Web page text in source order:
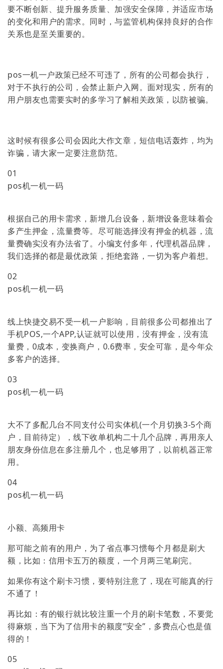
要不断创新、提升服务质量、加强安全保障，并适应市场
的变化和用户的需求。同时，与监管机构保持良好的合作
关系也是至关重要的。
pos一机一户政策已经不可违了，所有的公司都会执行，
对于不执行的公司，会禁止新户入网。面对现实，所有的
用户朋友也需要实时的多学习了解相关政策，以防被骗。
这时候有很多公司会因此大作文章，短信电话轰炸，均为
诈骗，请大家一定要注意防范。
01
pos机一机一码
根据自己的用卡需求，新增几台设备，新增设备意味着会
多产生押金，流量费等。尽可能选择没有押金的机器，流
量费确实没有办法省了。小编支付多年，代理机器品牌，
我们选择的都是最优政策，拒绝套路，一切为客户着想。
02
pos机一机一码
线上快捷交易不受一机一户影响，目前很多公司都推出了
手机POS,一个APP,认证就可以使用，没有押金，没有流
量费，0成本，变换商户，0.6费率，安全可靠，是今年众
多客户的选择。
03
pos机一机一码
大不了多配几台不同支付公司实体机(一个月切换3-5个商
户，目前待定），线下收单机构二十几个品牌，再用亲人
朋友身份信息在多注册几个，也足够用了，以前机器正常
用。
04
pos机一机一码
小额、高频用卡
那可能之前有的用户，为了省点事习惯每个月都是刷大
额，比如：信用卡五万的额度，一个月两三笔刷完。
如果你有这个刷卡习惯，要特别注意了，现在可能真的行
不通了！
再比如：有的银行就比较注重一个月的刷卡笔数，不要觉
得麻烦，当下为了信用卡的额度“安全”，多费点心也是值
得的！
05